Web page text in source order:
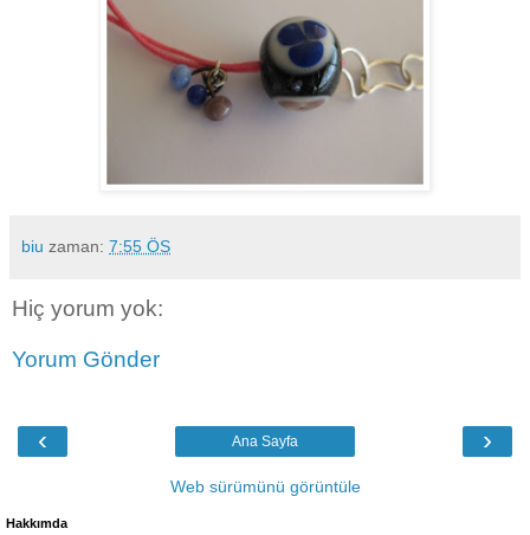
biu zaman: 7:55 ÖS
Hiç yorum yok:
Yorum Gönder
‹ ›
Ana Sayfa
Web sürümünü görüntüle
Hakkımda